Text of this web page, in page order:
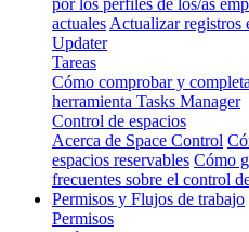
actuales Actualizar registros
Updater
Tareas
Cómo comprobar y
herramienta Tasks Manager
Control de espacios
Acerca de Space Control
espacios reservables Cómo
frecuentes sobre el control
Permisos y Flujos de trabajo
Permisos